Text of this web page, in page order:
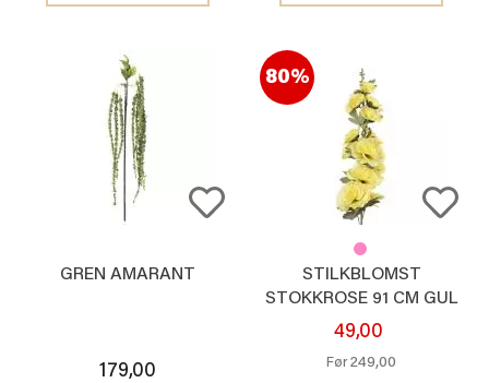
GREN AMARANT
179,00
80%
STILKBLOMST
STOKKROSE 91 CM GUL
49,00
Før249,00